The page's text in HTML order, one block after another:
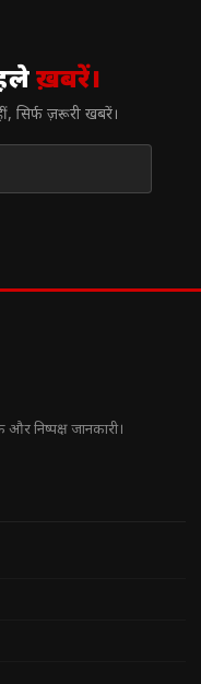
ख़बरें।
सिर्फ ज़रूरी खबरें।
निष्पक्ष जानकारी।